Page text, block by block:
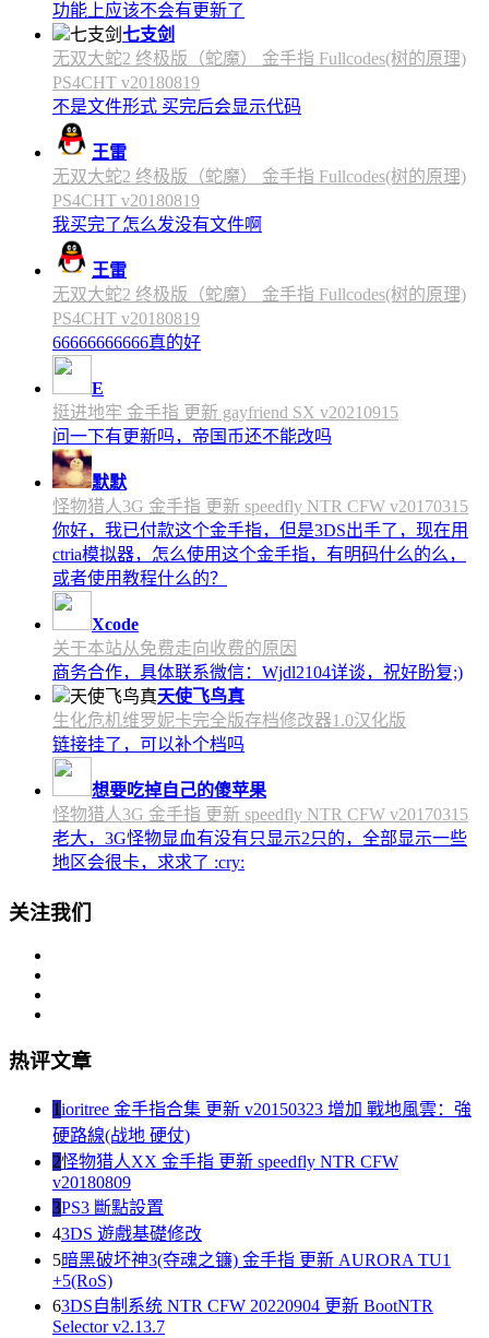
功能上应该不会有更新了
七支剑
无双大蛇2 终极版（蛇魔） 金手指 Fullcodes(树的原理)
PS4CHT v20180819
不是文件形式 买完后会显示代码
王雷
无双大蛇2 终极版（蛇魔） 金手指 Fullcodes(树的原理)
PS4CHT v20180819
我买完了怎么发没有文件啊
王雷
无双大蛇2 终极版（蛇魔） 金手指 Fullcodes(树的原理)
PS4CHT v20180819
66666666666真的好
E
挺进地牢 金手指 更新 gayfriend SX v20210915
问一下有更新吗，帝国币还不能改吗
默默
怪物猎人3G 金手指 更新 speedfly NTR CFW v20170315
你好，我已付款这个金手指，但是3DS出手了，现在用
ctria模拟器，怎么使用这个金手指，有明码什么的么，
或者使用教程什么的？
Xcode
关于本站从免费走向收费的原因
商务合作，具体联系微信：Wjdl2104详谈，祝好盼复;)
天使飞鸟真
生化危机维罗妮卡完全版存档修改器1.0汉化版
链接挂了，可以补个档吗
想要吃掉自己的傻苹果
怪物猎人3G 金手指 更新 speedfly NTR CFW v20170315
老大，3G怪物显血有没有只显示2只的，全部显示一些
地区会很卡，求求了 :cry:
关注我们
热评文章
1ioritree 金手指合集 更新 v20150323 增加 戰地風雲：強
硬路線(战地 硬仗)
2怪物猎人XX 金手指 更新 speedfly NTR CFW
v20180809
3PS3 斷點設置
43DS 遊戲基礎修改
5暗黑破坏神3(夺魂之镰) 金手指 更新 AURORA TU1
+5(RoS)
63DS自制系统 NTR CFW 20220904 更新 BootNTR
Selector v2.13.7